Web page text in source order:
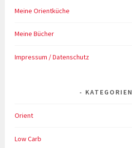
Meine Orientküche
Meine Bücher
Impressum / Datenschutz
KATEGORIEN
Orient
Low Carb